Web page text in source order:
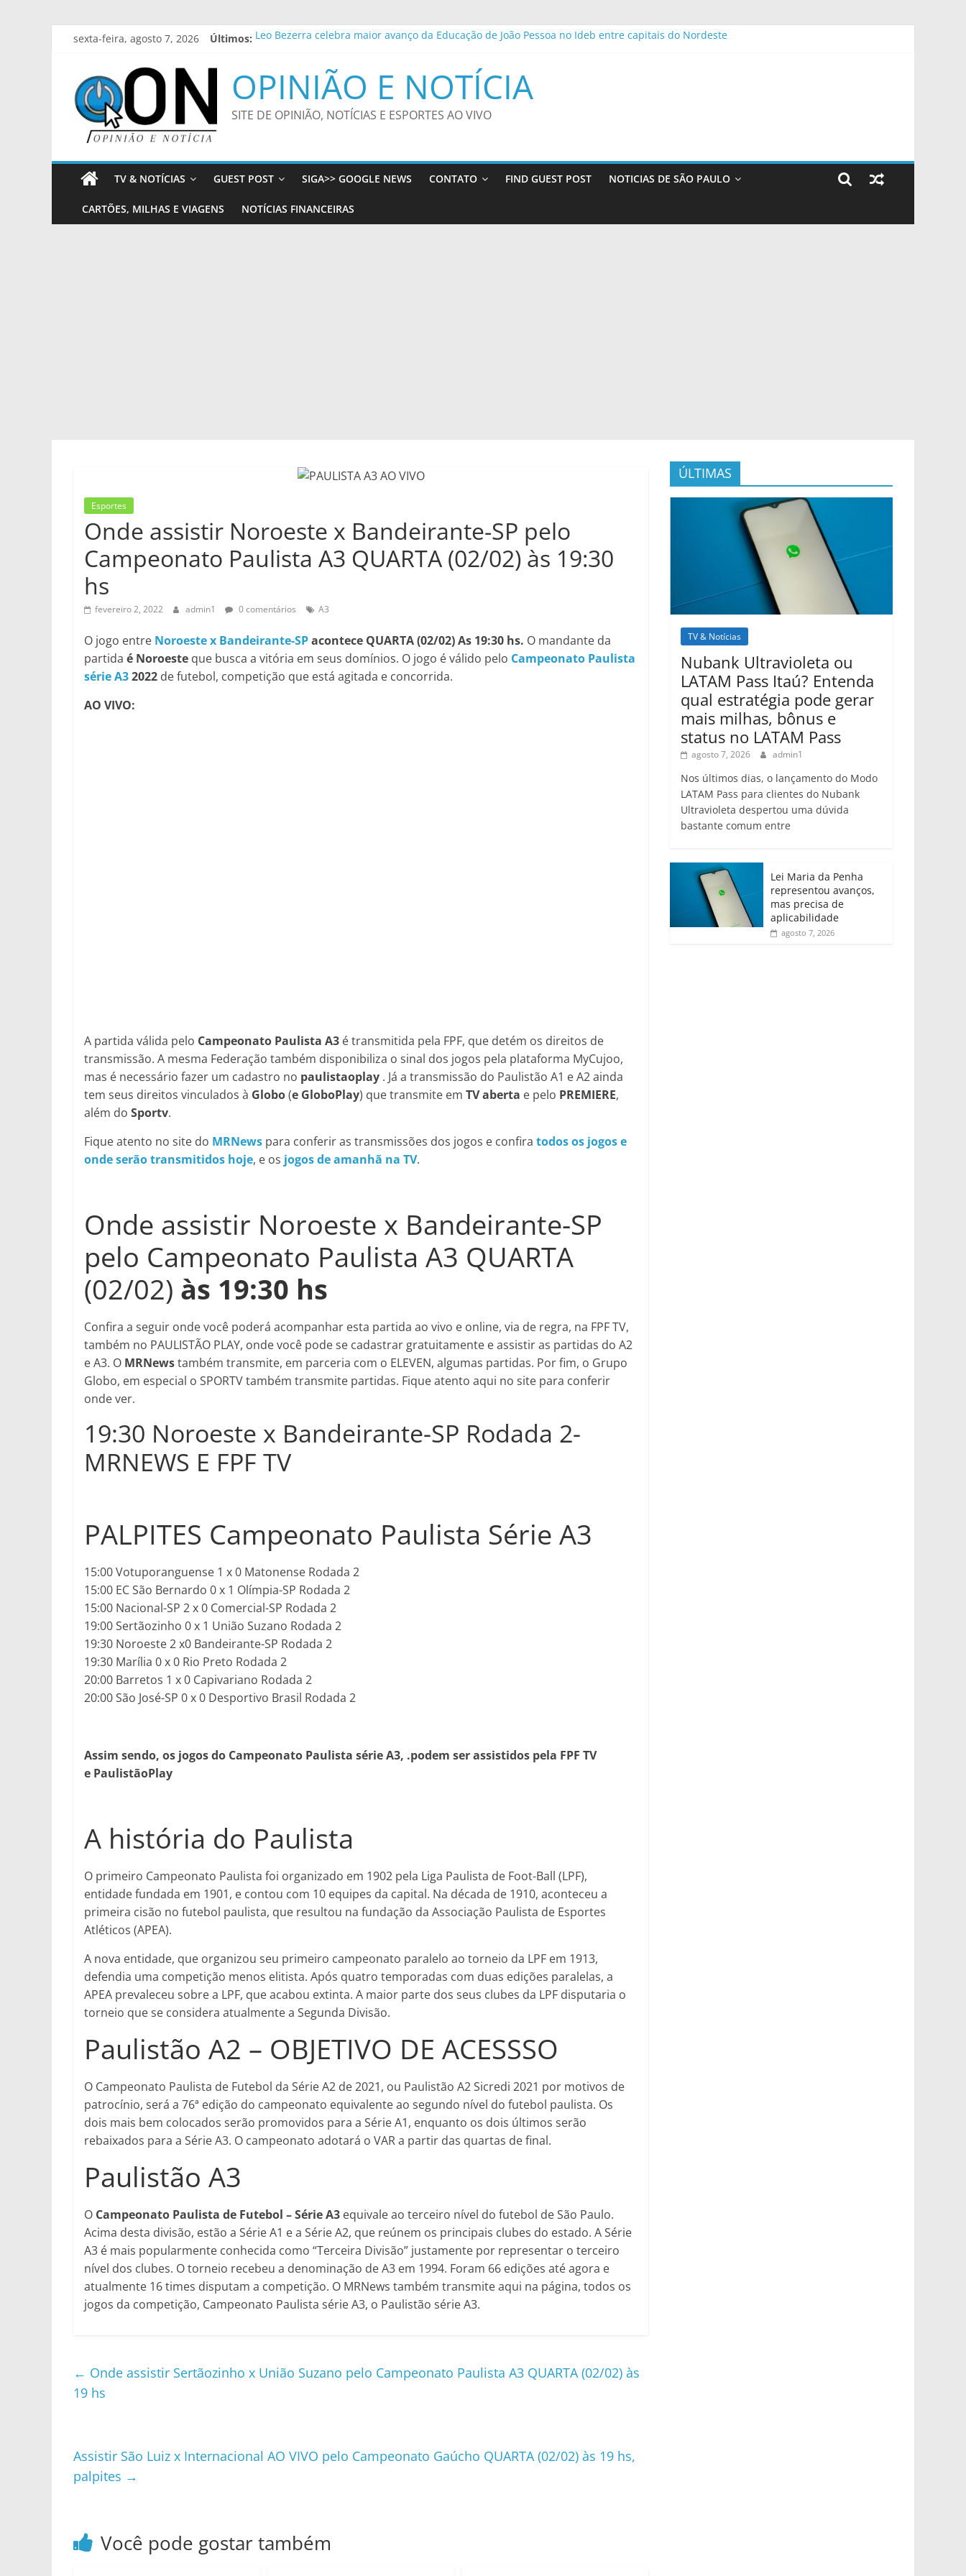
Pular
conteúdo
sexta-feira, agosto 7, 2026 Últimos: Leo Bezerra celebra maior avanço da Educação de João Pessoa no Ideb entre capitais do Nordeste
Lei Maria da Penha representou avanços, mas precisa de aplicabilidade
Sobrecarga doméstica expõe mulheres à violência, dizem especialistas
Prefeitura amplia Rio Rotativo Digital para a orla da Zona Sul – Prefeitura da Cidade do Rio de Janeiro
OPINIÃO E NOTÍCIA
SITE DE OPINIÃO, NOTÍCIAS E ESPORTES AO VIVO
TV & NOTÍCIAS GUEST POST SIGA>> GOOGLE NEWS CONTATO FIND GUEST POST NOTICIAS DE SÃO PAULO
CARTÕES, MILHAS E VIAGENS NOTÍCIAS FINANCEIRAS
Esportes
Onde assistir Noroeste x Bandeirante-SP pelo
Campeonato Paulista A3 QUARTA (02/02) às 19:30
hs
fevereiro 2, 2022 admin1 0 comentários A3
O jogo entre Noroeste x Bandeirante-SPacontece QUARTA (02/02) As 19:30 hs. O mandante da
partida é Noroeste que busca a vitória em seus domínios. O jogo é válido pelo Campeonato Paulista
série A32022 de futebol, competição que está agitada e concorrida.
AO VIVO:
A partida válida pelo Campeonato Paulista A3 é transmitida pela FPF, que detém os direitos de
transmissão. A mesma Federação também disponibiliza o sinal dos jogos pela plataforma MyCujoo,
mas é necessário fazer um cadastro no paulistaoplay . Já a transmissão do Paulistão A1 e A2 ainda
tem seus direitos vinculados à Globo(e GloboPlay) que transmite em TV aberta e pelo PREMIERE,
além do Sportv.
Fique atento no site do MRNews para conferir as transmissões dos jogos e confira todos os jogos e
onde serão transmitidos hoje, e os jogos de amanhã na TV.
Onde assistir Noroeste x Bandeirante-SP
pelo Campeonato Paulista A3 QUARTA
(02/02) às 19:30 hs
Confira a seguir onde você poderá acompanhar esta partida ao vivo e online, via de regra, na FPF TV,
também no PAULISTÃO PLAY, onde você pode se cadastrar gratuitamente e assistir as partidas do A2
e A3. O MRNewstambém transmite, em parceria com o ELEVEN, algumas partidas. Por fim, o Grupo
Globo, em especial o SPORTV também transmite partidas. Fique atento aqui no site para conferir
onde ver.
19:30 Noroeste x Bandeirante-SP Rodada 2-
MRNEWS E FPF TV
PALPITES Campeonato Paulista Série A3
15:00 Votuporanguense 1 x 0 Matonense Rodada 2
15:00 EC São Bernardo 0 x 1 Olímpia-SP Rodada 2
15:00 Nacional-SP 2 x 0 Comercial-SP Rodada 2
19:00 Sertãozinho 0 x 1 União Suzano Rodada 2
19:30 Noroeste 2 x0 Bandeirante-SP Rodada 2
19:30 Marília 0 x 0 Rio Preto Rodada 2
20:00 Barretos 1 x 0 Capivariano Rodada 2
20:00 São José-SP 0 x 0 Desportivo Brasil Rodada 2
Assim sendo, os jogos do Campeonato Paulista série A3, .podem ser assistidos pela FPF TV
e PaulistãoPlay
A história do Paulista
O primeiro Campeonato Paulista foi organizado em 1902 pela Liga Paulista de Foot-Ball (LPF),
entidade fundada em 1901, e contou com 10 equipes da capital. Na década de 1910, aconteceu a
primeira cisão no futebol paulista, que resultou na fundação da Associação Paulista de Esportes
Atléticos (APEA).
A nova entidade, que organizou seu primeiro campeonato paralelo ao torneio da LPF em 1913,
defendia uma competição menos elitista. Após quatro temporadas com duas edições paralelas, a
APEA prevaleceu sobre a LPF, que acabou extinta. A maior parte dos seus clubes da LPF disputaria o
torneio que se considera atualmente a Segunda Divisão.
Paulistão A2 – OBJETIVO DE ACESSSO
O Campeonato Paulista de Futebol da Série A2 de 2021, ou Paulistão A2 Sicredi 2021 por motivos de
patrocínio, será a 76ª edição do campeonato equivalente ao segundo nível do futebol paulista. Os
dois mais bem colocados serão promovidos para a Série A1, enquanto os dois últimos serão
rebaixados para a Série A3. O campeonato adotará o VAR a partir das quartas de final.
Paulistão A3
O Campeonato Paulista de Futebol – Série A3 equivale ao terceiro nível do futebol de São Paulo.
Acima desta divisão, estão a Série A1 e a Série A2, que reúnem os principais clubes do estado. A Série
A3 é mais popularmente conhecida como “Terceira Divisão” justamente por representar o terceiro
nível dos clubes. O torneio recebeu a denominação de A3 em 1994. Foram 66 edições até agora e
atualmente 16 times disputam a competição. O MRNews também transmite aqui na página, todos os
jogos da competição, Campeonato Paulista série A3, o Paulistão série A3.
← Onde assistir Sertãozinho x União Suzano pelo Campeonato Paulista A3 QUARTA (02/02) às
19 hs
Assistir São Luiz x Internacional AO VIVO pelo Campeonato Gaúcho QUARTA (02/02) às 19 hs,
palpites →
Você pode gostar também
ÚLTIMAS
TV & Notícias
Nubank Ultravioleta ou
LATAM Pass Itaú? Entenda
qual estratégia pode gerar
mais milhas, bônus e
status no LATAM Pass
agosto 7, 2026 admin1
Nos últimos dias, o lançamento do Modo
LATAM Pass para clientes do Nubank
Ultravioleta despertou uma dúvida
bastante comum entre
Lei Maria da Penha
representou avanços,
mas precisa de
aplicabilidade
agosto 7, 2026